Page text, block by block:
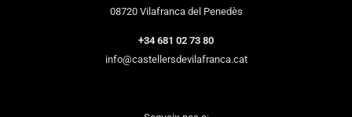
08720 Vilafranca del Penedès
+34 681 02 73 80
info@castellersdevilafranca.cat